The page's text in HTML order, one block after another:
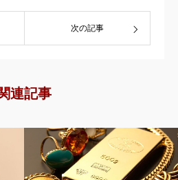
次の記事
連記事